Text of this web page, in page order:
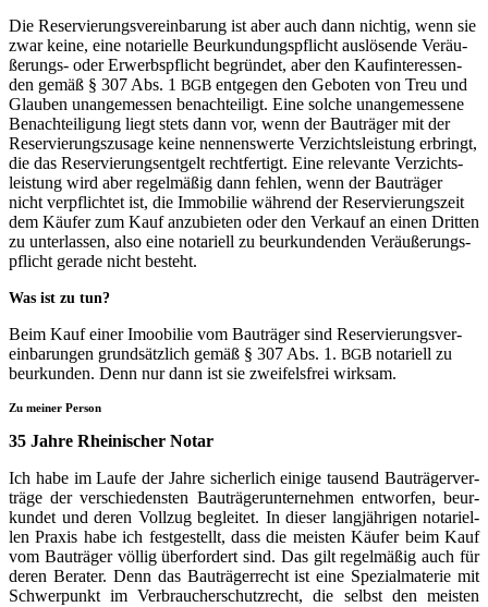
Die Reser­vie­rungs­ver­ein­ba­rung ist aber auch dann nich­tig, wenn sie
zwar kei­ne, eine nota­ri­el­le Beur­kun­dungs­pflicht aus­lö­sen­de Ver­äu­
ße­rungs- oder Erwerbs­pflicht begrün­det, aber den Kauf­in­ter­es­sen­
den gemäß § 307 Abs. 1 BGB ent­ge­gen den Gebo­ten von Treu und
Glau­ben unan­ge­mes­sen benach­tei­ligt. Eine sol­che unan­ge­mes­se­ne
Benach­tei­li­gung liegt stets dann vor, wenn der Bau­trä­ger mit der
Reser­vie­rungs­zu­sa­ge kei­ne nen­nens­wer­te Ver­zichts­leis­tung erbringt,
die das Reser­vie­rungs­ent­gelt recht­fer­tigt. Eine rele­van­te Ver­zichts­
leis­tung wird aber regel­mä­ßig dann feh­len, wenn der Bau­trä­ger
nicht ver­pflich­tet ist, die Immo­bi­lie wäh­rend der Reser­vie­rungs­zeit
dem Käu­fer zum Kauf anzu­bie­ten oder den Ver­kauf an einen Drit­ten
zu unter­las­sen, also eine nota­ri­ell zu beur­kun­den­den Ver­äu­ße­rungs­
pflicht gera­de nicht besteht.
Was ist zu tun?
Beim Kauf einer Imoo­bi­lie vom Bau­trä­ger sind Reser­vie­rungs­ver­
ein­ba­run­gen grund­sätz­lich gemäß § 307 Abs. 1. BGB nota­ri­ell zu
beur­kun­den. Denn nur dann ist sie zwei­fels­frei wirksam.
Zu mei­ner Person
35 Jah­re Rhei­ni­scher Notar
Ich habe im Lau­fe der Jah­re sicher­lich eini­ge tau­send Bau­trä­ger­ver­
trä­ge der ver­schie­dens­ten Bau­trä­ger­un­ter­neh­men ent­wor­fen, beur­
kun­det und deren Voll­zug beglei­tet. In die­ser lang­jäh­ri­gen nota­ri­el­
len Pra­xis habe ich fest­ge­stellt, dass die meis­ten Käu­fer beim Kauf
vom Bau­trä­ger völ­lig über­for­dert sind. Das gilt regel­mä­ßig auch für
deren Bera­ter. Denn das Bau­trä­ger­recht ist eine Spe­zi­al­ma­te­rie mit
Schwer­punkt im Ver­brau­cher­schutz­recht, die selbst den meis­ten